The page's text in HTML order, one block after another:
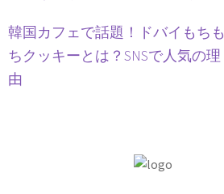
韓国カフェで話題！ドバイもちも
ちクッキーとは？SNSで人気の理
由